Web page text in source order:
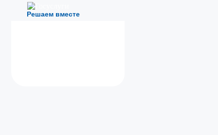
Решаем вместе